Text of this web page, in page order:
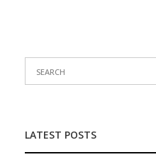
LATEST POSTS